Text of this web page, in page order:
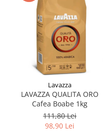
Lavazza
LAVAZZA QUALITA ORO
Cafea Boabe 1kg
111,80 Lei
98,90 Lei